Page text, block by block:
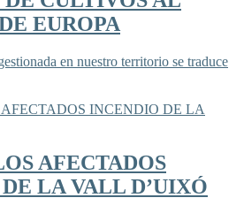
EUROPA
en nuestro territorio se traduce
AFECTADOS
LA VALL D’UIXÓ